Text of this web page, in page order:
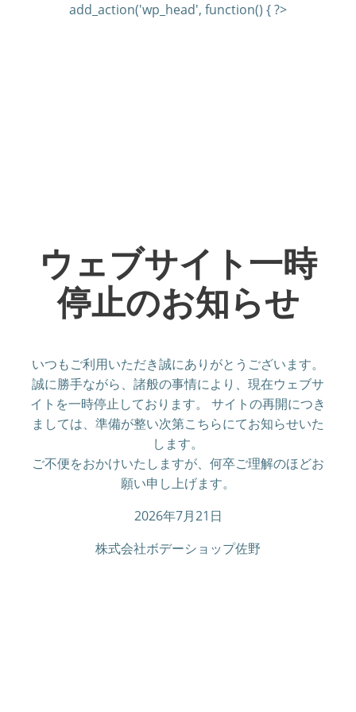
add_action('wp_head', function() { ?>
ウェブサイト一時
停止のお知らせ
いつもご利用いただき誠にありがとうございます。
誠に勝手ながら、諸般の事情により、現在ウェブサ
イトを一時停止しております。 サイトの再開につき
ましては、準備が整い次第こちらにてお知らせいた
します。
ご不便をおかけいたしますが、何卒ご理解のほどお
願い申し上げます。
2026年7月21日
株式会社ボデーショップ佐野